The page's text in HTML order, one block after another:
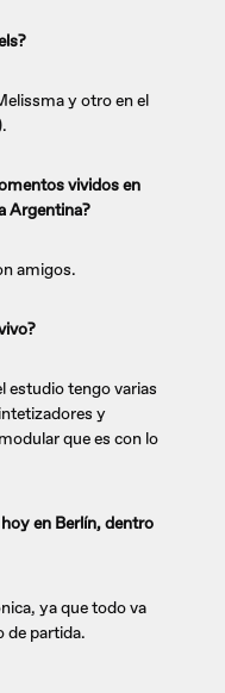
y otro en el
vividos en
Argentina?
amigos.
estudio tengo varias
y
que es con lo
en Berlín, dentro
ya que todo va
de partida.